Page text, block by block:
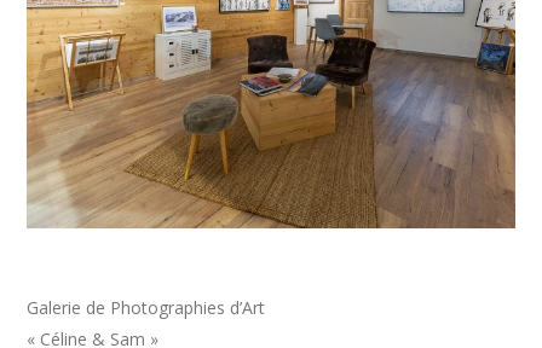
Galerie de Photographies d’Art
« Céline & Sam »